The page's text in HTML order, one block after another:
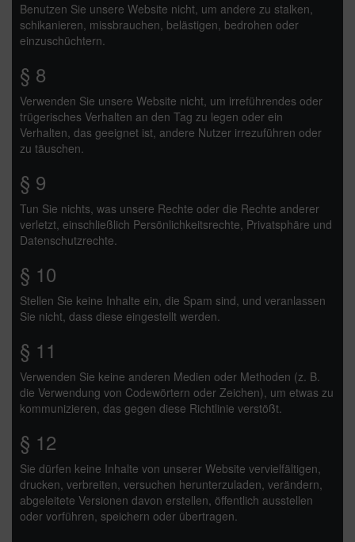
Benutzen Sie unsere Website nicht, um andere zu stalken,
schikanieren, missbrauchen, belästigen, bedrohen oder
einzuschüchtern.
§ 8
Verwenden Sie unsere Website nicht, um irreführendes oder
trügerisches Verhalten an den Tag zu legen oder ein
Verhalten, das geeignet ist, andere Nutzer irrezuführen oder
zu täuschen.
§ 9
Tun Sie nichts, was unsere Rechte oder die Rechte anderer
verletzt, einschließlich Persönlichkeitsrechte, Privatsphäre und
Datenschutzrechte.
§ 10
Stellen Sie keine Inhalte ein, die Spam sind, und veranlassen
Sie nicht, dass diese eingestellt werden.
§ 11
Verwenden Sie keine anderen Medien oder Methoden (z. B.
die Verwendung von Codewörtern oder Zeichen), um etwas zu
kommunizieren, das gegen diese Richtlinie verstößt.
§ 12
Sie dürfen keine Inhalte von unserer Website vervielfältigen,
drucken, verbreiten, versuchen herunterzuladen, verändern,
abgeleitete Versionen davon erstellen, öffentlich ausstellen
oder vorführen, speichern oder übertragen.